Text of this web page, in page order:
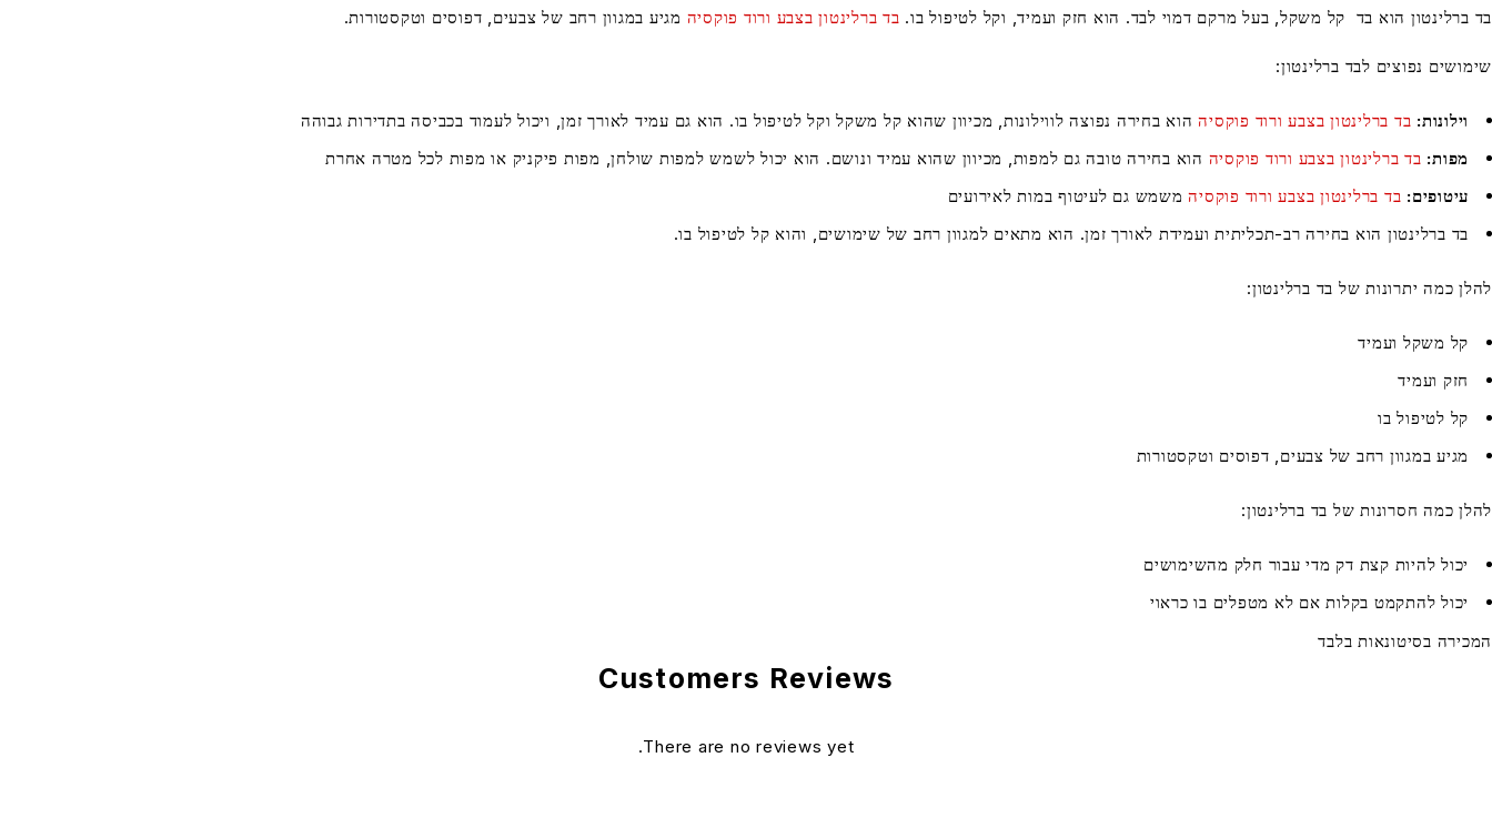
בד ברלינטון הוא בד קל משקל, בעל מרקם דמוי לבד. הוא חזק ועמיד, וקל לטיפול בו. בד ברלינטון בצבע ורוד פוקסיה מגיע במגוון רחב של צבעים, דפוסים וטקסטורות.
שימושים נפוצים לבד ברלינטון:
וילונות: בד ברלינטון בצבע ורוד פוקסיההוא בחירה נפוצה לווילונות, מכיוון שהוא קל משקל וקל לטיפול בו. הוא גם עמיד לאורך זמן, ויכול לעמוד בכביסה בתדירות גבוהה
מפות: בד ברלינטון בצבע ורוד פוקסיה הוא בחירה טובה גם למפות, מכיוון שהוא עמיד ונושם. הוא יכול לשמש למפות שולחן, מפות פיקניק או מפות לכל מטרה אחרת
עיטופים: בד ברלינטון בצבע ורוד פוקסיהמשמש גם לעיטוף במות לאירועים
בד ברלינטון הוא בחירה רב-תכליתית ועמידת לאורך זמן. הוא מתאים למגוון רחב של שימושים, והוא קל לטיפול בו.
להלן כמה יתרונות של בד ברלינטון:
קל משקל ועמיד
חזק ועמיד
קל לטיפול בו
מגיע במגוון רחב של צבעים, דפוסים וטקסטורות
להלן כמה חסרונות של בד ברלינטון:
יכול להיות קצת דק מדי עבור חלק מהשימושים
יכול להתקמט בקלות אם לא מטפלים בו כראוי
המכירה בסיטונאות בלבד
Customers Reviews
There are no reviews yet.